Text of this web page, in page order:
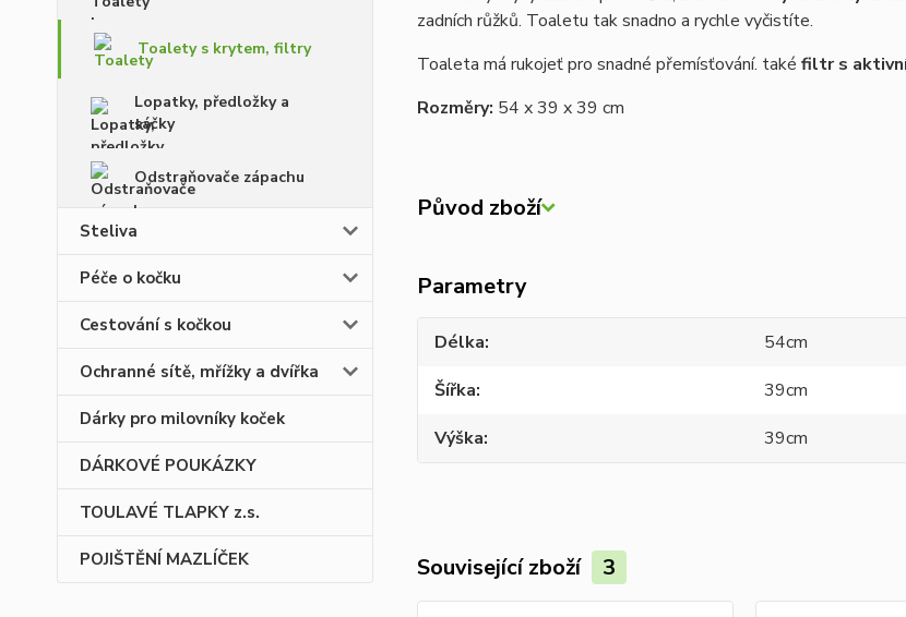
Toalety s krytem, filtry
Lopatky, předložky a
sáčky
Odstraňovače zápachu
Steliva
Péče o kočku
Cestování s kočkou
Ochranné sítě, mřížky a dvířka
Dárky pro milovníky koček
DÁRKOVÉ POUKÁZKY
TOULAVÉ TLAPKY z.s.
POJIŠTĚNÍ MAZLÍČEK
zadních růžků. Toaletu tak snadno a rychle vyčistíte.
Toaleta má rukojeť pro snadné přemísťování. také filtr s
Rozměry: 54 x 39 x 39 cm
Původ zboží
Parametry
Délka
54cm
Šířka
39cm
Výška
39cm
Související zboží 3